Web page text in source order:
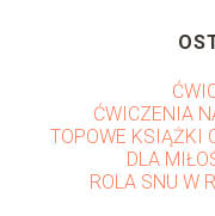
ĆWICZENIA
TOPOWE KSIĄŻKI
DLA
ROLA SNU W